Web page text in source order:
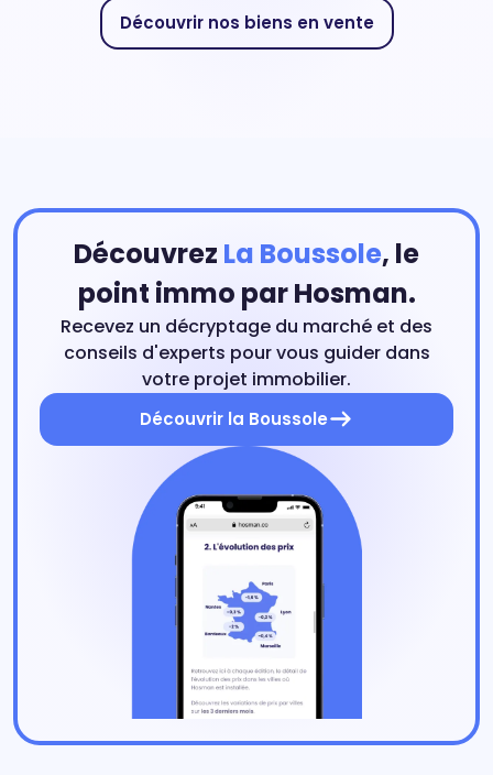
Découvrir nos biens en vente
Découvrez La Boussole, le
point immo par Hosman.
Recevez un décryptage du marché et des
conseils d'experts pour vous guider dans
votre projet immobilier.
Découvrir la Boussole